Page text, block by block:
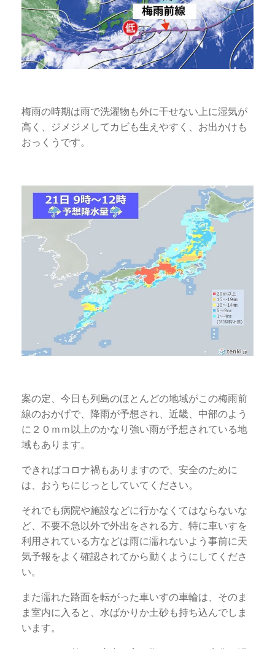
梅雨の時期は雨で洗濯物も外に干せない上に湿気が
高く、ジメジメしてカビも生えやすく、お出かけも
おっくうです。
案の定、今日も列島のほとんどの地域がこの梅雨前
線のおかげで、降雨が予想され、近畿、中部のよう
に２０ｍｍ以上のかなり強い雨が予想されている地
域もあります。
できればコロナ禍もありますので、安全のために
は、おうちにじっとしていてください。
それでも病院や施設などに行かなくてはならないな
ど、不要不急以外で外出をされる方、特に車いすを
利用されている方などは雨に濡れないよう事前に天
気予報をよく確認されてから動くようにしてくださ
い。
また濡れた路面を転がった車いすの車輪は、そのま
ま室内に入ると、水ばかりか土砂も持ち込んでしま
います。